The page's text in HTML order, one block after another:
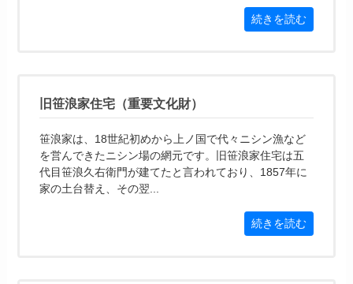
続きを読む
旧笹浪家住宅（重要文化財）
笹浪家は、18世紀初めから上ノ国で代々ニシン漁など
を営んできたニシン場の網元です。旧笹浪家住宅は五
代目笹浪久右衛門が建てたと言われており、1857年に
家の土台替え、その翌...
続きを読む